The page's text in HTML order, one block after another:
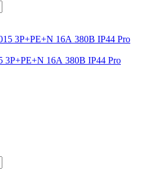
3Р+РЕ+N 16А 380В IP44 Pro